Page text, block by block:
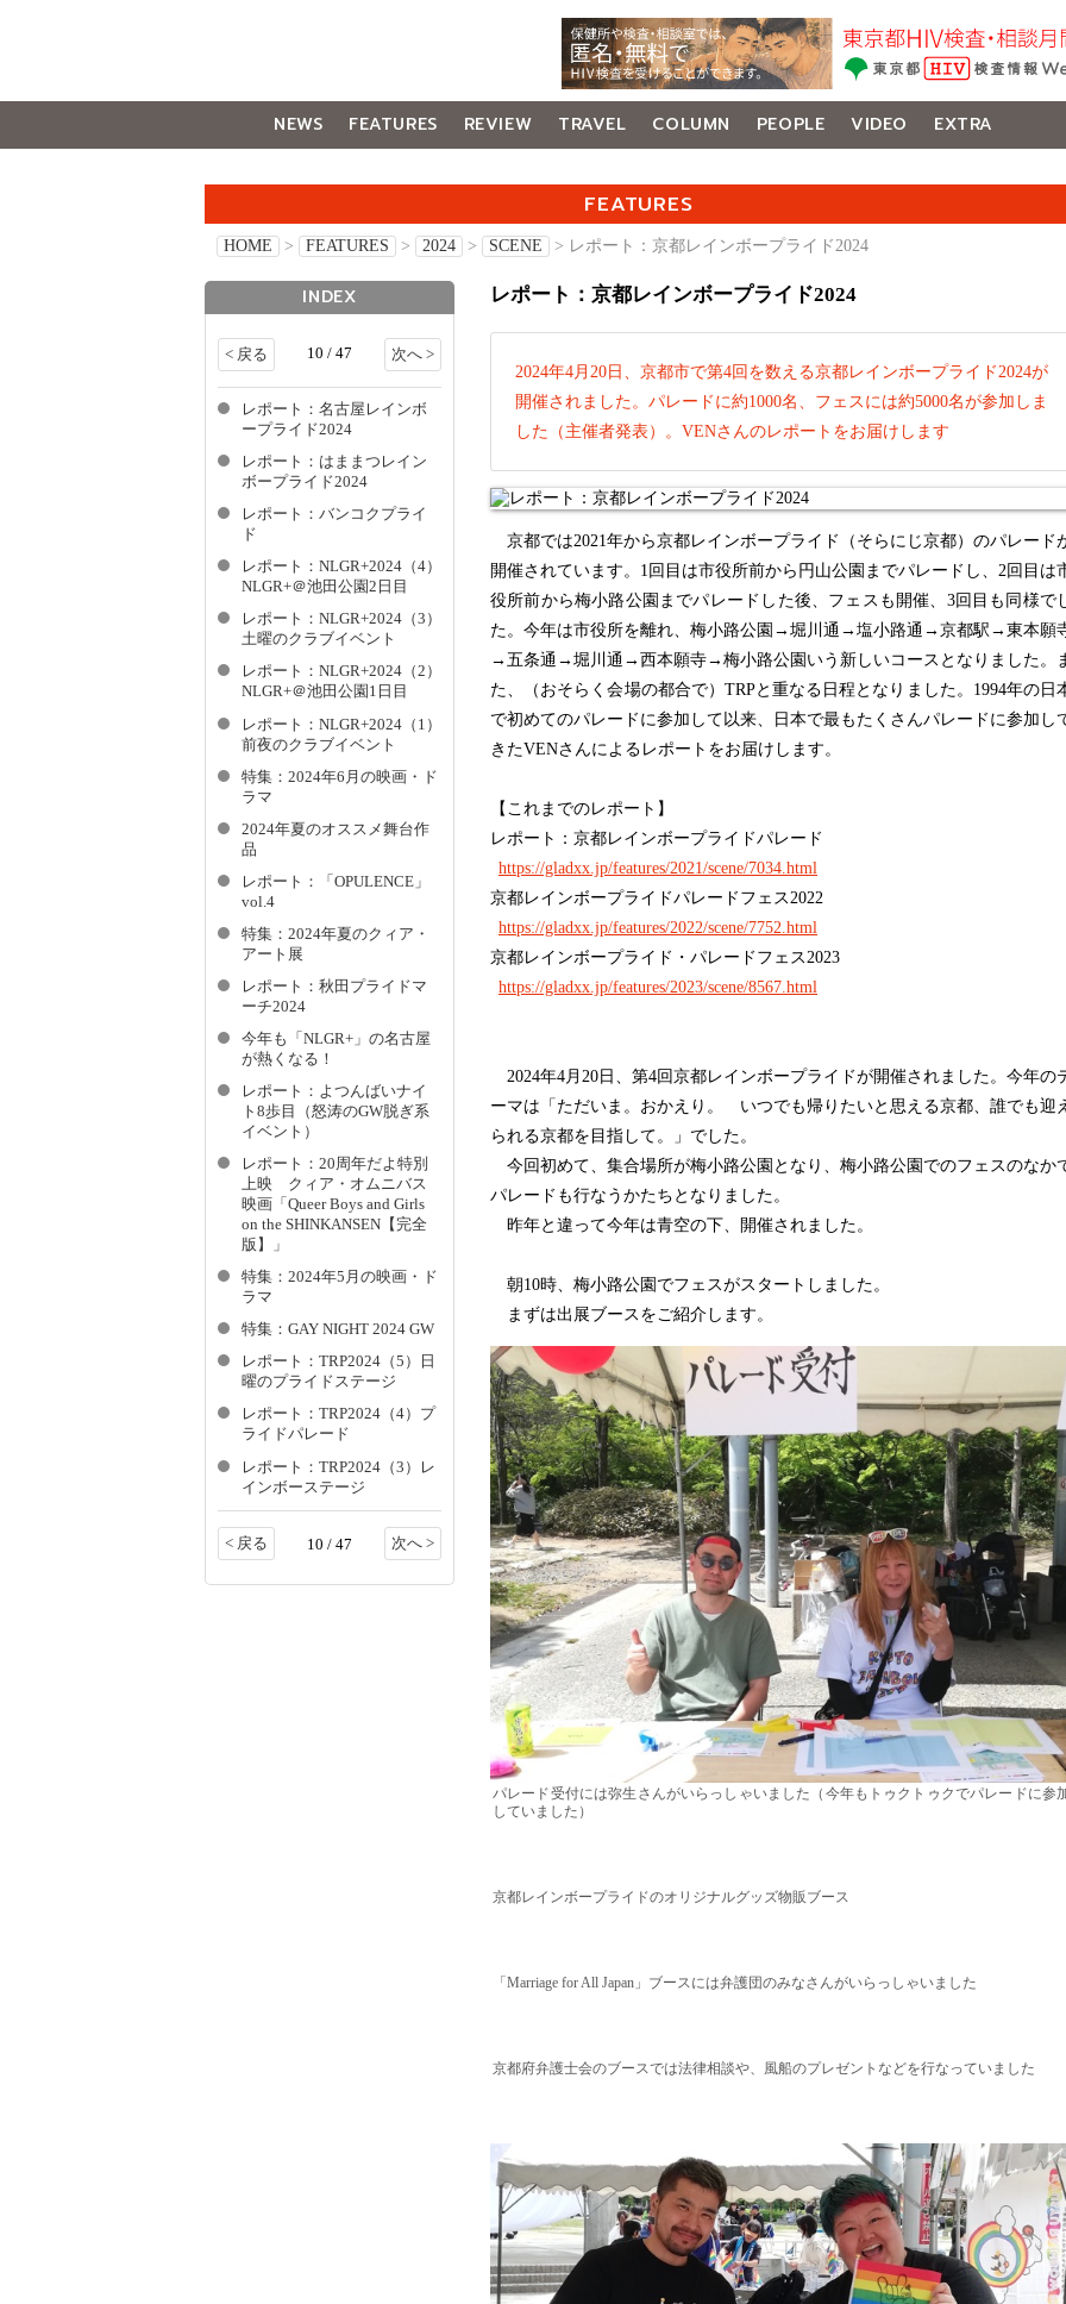
NEWS FEATURES REVIEW TRAVEL COLUMN PEOPLE VIDEO
EXTRA
FEATURES
HOME > FEATURES > 2024 > SCENE > レポート：京都レインボープライド2024
レポート：京都レインボープライド2024
2024年4月20日、京都市で第4回を数える京都レインボープライド2024が
開催されました。パレードに約1000名、フェスには約5000名が参加しま
した（主催者発表）。VENさんのレポートをお届けします
京都では2021年から京都レインボープライド（そらにじ京都）のパレード
開催されています。1回目は市役所前から円山公園までパレードし、2回目は
役所前から梅小路公園までパレードした後、フェスも開催、3回目も同様で
た。今年は市役所を離れ、梅小路公園→堀川通→塩小路通→京都駅→東本願
→五条通→堀川通→西本願寺→梅小路公園いう新しいコースとなりました。
た、（おそらく会場の都合で）TRPと重なる日程となりました。1994年の日
で初めてのパレードに参加して以来、日本で最もたくさんパレードに参加し
きたVENさんによるレポートをお届けします。
【これまでのレポート】
レポート：京都レインボープライドパレード
https://gladxx.jp/features/2021/scene/7034.html
京都レインボープライドパレードフェス2022
https://gladxx.jp/features/2022/scene/7752.html
京都レインボープライド・パレードフェス2023
https://gladxx.jp/features/2023/scene/8567.html
2024年4月20日、第4回京都レインボープライドが開催されました。今年の
ーマは「ただいま。おかえり。 いつでも帰りたいと思える京都、誰でも迎
られる京都を目指して。」でした。
今回初めて、集合場所が梅小路公園となり、梅小路公園でのフェスのなか
パレードも行なうかたちとなりました。
昨年と違って今年は青空の下、開催されました。
朝10時、梅小路公園でフェスがスタートしました。
まずは出展ブースをご紹介します。
パレード受付には弥生さんがいらっしゃいました（今年もトゥクトゥクでパレードに参
していました）
京都レインボープライドのオリジナルグッズ物販ブース
「Marriage for All Japan」ブースには弁護団のみなさんがいらっしゃいました
京都府弁護士会のブースでは法律相談や、風船のプレゼントなどを行なっていました
INDEX
< 戻る 10 / 47 次へ >
レポート：名古屋レインボ
ープライド2024
レポート：はままつレイン
ボープライド2024
レポート：バンコクプライ
ド
レポート：NLGR+2024（4）
NLGR+＠池田公園2日目
レポート：NLGR+2024（3）
土曜のクラブイベント
レポート：NLGR+2024（2）
NLGR+＠池田公園1日目
レポート：NLGR+2024（1）
前夜のクラブイベント
特集：2024年6月の映画・ド
ラマ
2024年夏のオススメ舞台作
品
レポート：「OPULENCE」
vol.4
特集：2024年夏のクィア・
アート展
レポート：秋田プライドマ
ーチ2024
今年も「NLGR+」の名古屋
が熱くなる！
レポート：よつんばいナイ
ト8歩目（怒涛のGW脱ぎ系
イベント）
レポート：20周年だよ特別
上映 クィア・オムニバス
映画「Queer Boys and Girls
on the SHINKANSEN【完全
版】」
特集：2024年5月の映画・ド
ラマ
特集：GAY NIGHT 2024 GW
レポート：TRP2024（5）日
曜のプライドステージ
レポート：TRP2024（4）プ
ライドパレード
レポート：TRP2024（3）レ
インボーステージ
< 戻る 10 / 47 次へ >